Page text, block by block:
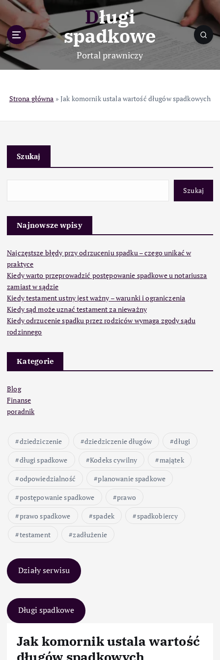
p
o
c
Długi
spadkowe
Portal prawniczy
Strona główna » Jak komornik ustala wartość długów spadkowych
Szukaj
Szukaj
Najnowsze wpisy
Najczęstsze błędy przy odrzuceniu spadku – czego unikać w
praktyce
Kiedy warto przeprowadzić postępowanie spadkowe u notariusza
zamiast w sądzie
Kiedy testament ustny jest ważny – warunki i ograniczenia
Kiedy sąd może uznać testament za nieważny
Kiedy odrzucenie spadku przez rodziców wymaga zgody sądu
rodzinnego
Kategorie
Blog
Finanse
poradnik
dziedziczenie dziedziczenie długów
długi
długi spadkowe
Kodeks cywilny
majątek
odpowiedzialność
planowanie spadkowe
postępowanie spadkowe
prawo
prawo spadkowe
spadek
spadkobiercy
testament
zadłużenie
Działy serwisu
Długi spadkowe
Jak komornik ustala wartość
długów spadkowych